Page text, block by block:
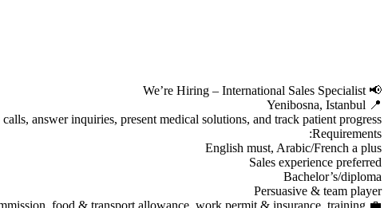
📢 We’re Hiring – International Sales Specialist
📍 Yenibosna, Istanbul
answer inquiries, present medical solutions, and track patient progress.
Requirements:
English must, Arabic/French a plus
Sales experience preferred
Bachelor’s/diploma
Persuasive & team player
💼 Benefits: Salary + commission, food & transport allowance, work permit & insurance, training